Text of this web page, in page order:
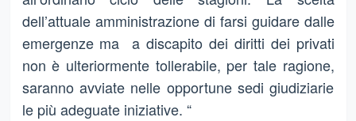
dell’attuale amministrazione di farsi guidare dalle
emergenze ma a discapito dei diritti dei privati
non è ulteriormente tollerabile, per tale ragione,
saranno avviate nelle opportune sedi giudiziarie
le più adeguate iniziative. “